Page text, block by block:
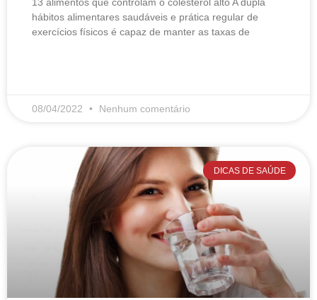
13 alimentos que controlam o colesterol alto​ A dupla
hábitos alimentares saudáveis e prática regular de
exercícios físicos é capaz de manter as taxas de
08/04/2022 Nenhum comentário
DICAS DE SAÚDE